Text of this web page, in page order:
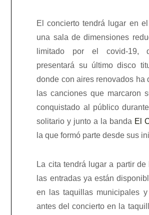
El concierto tendrá lugar en el
una sala de dimensiones
limitado por el covid-19,
presentará su último disco
donde con aires renovados ha
las canciones que marcaron
conquistado al público
solitario y junto a la banda El
la que formó parte desde sus
La cita tendrá lugar a partir
las entradas ya están
en las taquillas municipales
antes del concierto en la